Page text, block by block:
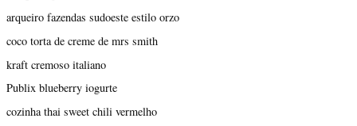
arqueiro fazendas sudoeste estilo orzo
coco torta de creme de mrs smith
kraft cremoso italiano
Publix blueberry iogurte
cozinha thai sweet chili vermelho